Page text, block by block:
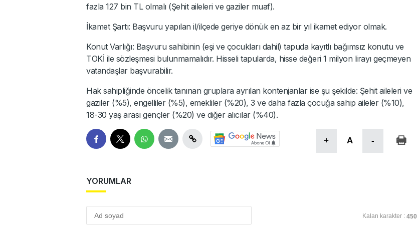
fazla 127 bin TL olmalı (Şehit aileleri ve gaziler muaf).
İkamet Şartı: Başvuru yapılan il/ilçede geriye dönük en az bir yıl ikamet ediyor olmak.
Konut Varlığı: Başvuru sahibinin (eşi ve çocukları dahil) tapuda kayıtlı bağımsız konutu ve
TOKİ ile sözleşmesi bulunmamalıdır. Hisseli tapularda, hisse değeri 1 milyon lirayı geçmeyen
vatandaşlar başvurabilir.
Hak sahipliğinde öncelik tanınan gruplara ayrılan kontenjanlar ise şu şekilde: Şehit aileleri ve
gaziler (%5), engelliler (%5), emekliler (%20), 3 ve daha fazla çocuğa sahip aileler (%10),
18-30 yaş arası gençler (%20) ve diğer alıcılar (%40).
+ A -
YORUMLAR
Kalan karakter : 450